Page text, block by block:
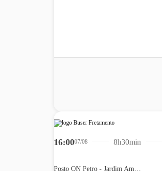
16:0007/08 8h30min